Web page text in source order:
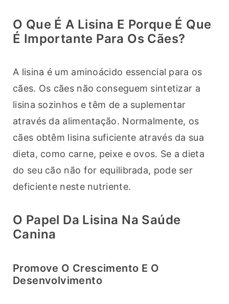
O Que É A Lisina E Porque É Que
É Importante Para Os Cães?
A lisina é um aminoácido essencial para os
cães. Os cães não conseguem sintetizar a
lisina sozinhos e têm de a suplementar
através da alimentação. Normalmente, os
cães obtêm lisina suficiente através da sua
dieta, como carne, peixe e ovos. Se a dieta
do seu cão não for equilibrada, pode ser
deficiente neste nutriente.
O Papel Da Lisina Na Saúde
Canina
Promove O Crescimento E O
Desenvolvimento